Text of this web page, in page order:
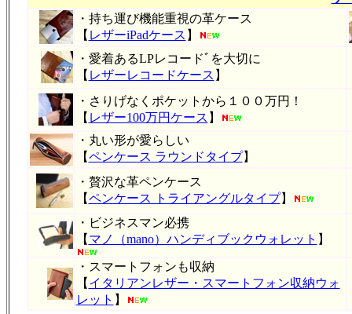
・持ち運び機能重視の革ケース
【 レザーiPadケース 】
・愛着あるLPレコードﾞを大切に
【 レザーレコードケース 】
・さりげなくポケットから１００万円！
【 レザー100万円ケース 】
・丸い形が愛らしい
【ペンケース ラウンドタイプ】
・贅沢な革ペンケース
【ペンケース トライアングルタイプ】
・ビジネスマン必携
【 マノ（mano）ハンディブックウォレット 】
・スマートフォンも収納
【 イタリアンレザー・スマートフォン収納ウォ
レット 】